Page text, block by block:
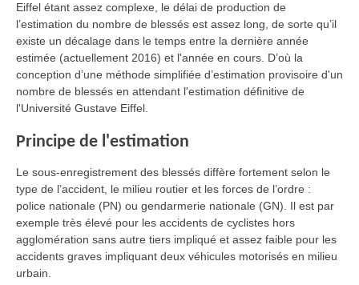
Eiffel étant assez complexe, le délai de production de
l’estimation du nombre de blessés est assez long, de sorte qu’il
existe un décalage dans le temps entre la dernière année
estimée (actuellement 2016) et l'année en cours. D’où la
conception d’une méthode simplifiée d’estimation provisoire d'un
nombre de blessés en attendant l'estimation définitive de
l'Université Gustave Eiffel.
Principe de l'estimation
Le sous-enregistrement des blessés diffère fortement selon le
type de l’accident, le milieu routier et les forces de l’ordre :
police nationale (PN) ou gendarmerie nationale (GN). Il est par
exemple très élevé pour les accidents de cyclistes hors
agglomération sans autre tiers impliqué et assez faible pour les
accidents graves impliquant deux véhicules motorisés en milieu
urbain.